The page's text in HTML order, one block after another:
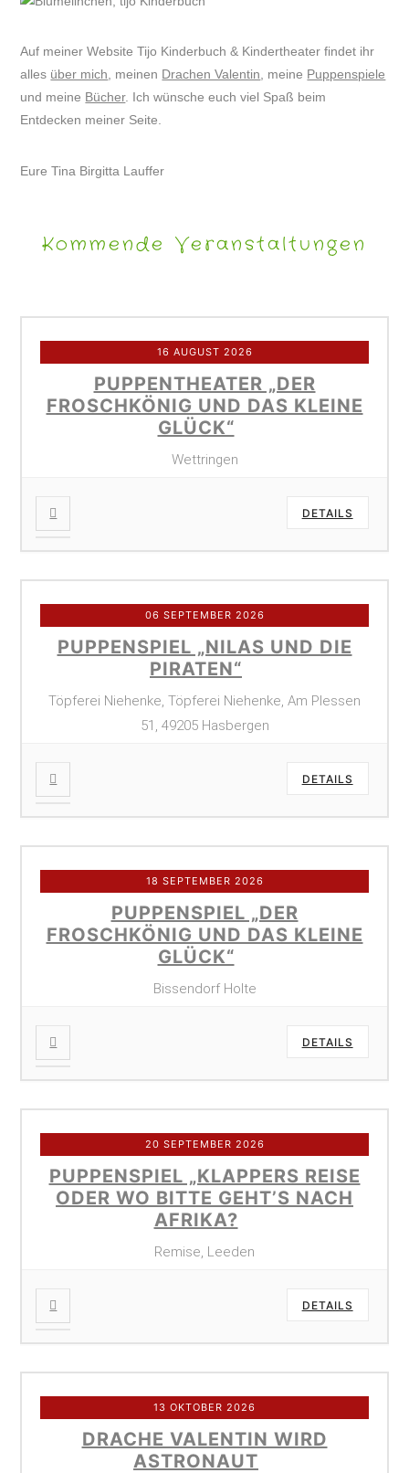
Auf meiner Website Tijo Kinderbuch & Kindertheater findet ihr
alles über mich, meinen Drachen Valentin, meine Puppenspiele
und meine Bücher. Ich wünsche euch viel Spaß beim
Entdecken meiner Seite.
Eure Tina Birgitta Lauffer
Kommende Veranstaltungen
16 AUGUST 2026
PUPPENTHEATER „DER
FROSCHKÖNIG UND DAS KLEINE
GLÜCK“
Wettringen
DETAILS
06 SEPTEMBER 2026
PUPPENSPIEL „NILAS UND DIE
PIRATEN“
Töpferei Niehenke, Töpferei Niehenke, Am Plessen
51, 49205 Hasbergen
DETAILS
18 SEPTEMBER 2026
PUPPENSPIEL „DER
FROSCHKÖNIG UND DAS KLEINE
GLÜCK“
Bissendorf Holte
DETAILS
20 SEPTEMBER 2026
PUPPENSPIEL „KLAPPERS REISE
ODER WO BITTE GEHT’S NACH
AFRIKA?
Remise, Leeden
DETAILS
13 OKTOBER 2026
DRACHE VALENTIN WIRD
ASTRONAUT